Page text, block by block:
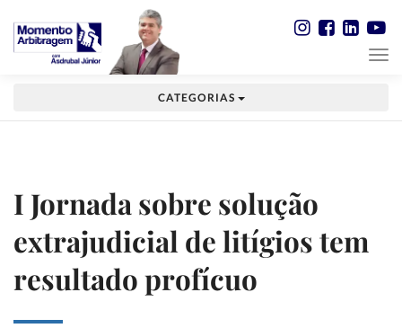
CATEGORIAS
I Jornada sobre solução
extrajudicial de litígios tem
resultado profícuo